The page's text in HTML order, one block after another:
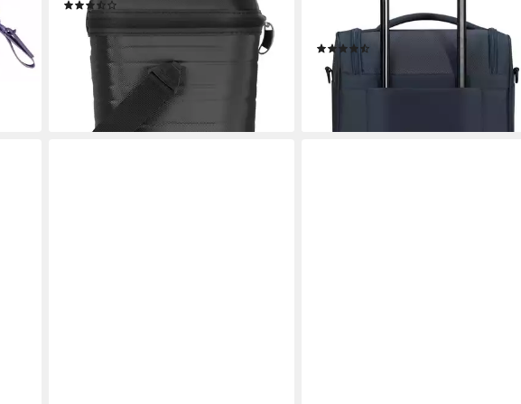
ab 46,71 €
-15%
lieferbar - in 2-3 Werktagen bei dir
Handgepäck Reisegepäck Trolley-
Aufsteck-System
ab 41,80 €
lieferbar - in 2-3 Werktagen bei dir